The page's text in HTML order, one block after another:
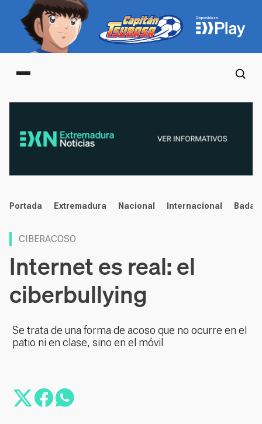
Main menu
noticias
Portada Extremadura Nacional Internacional
CIBERACOSO
Internet es real: el
ciberbullying
Se trata de una forma de acoso que no ocurre en el
patio ni en clase, sino en el móvil